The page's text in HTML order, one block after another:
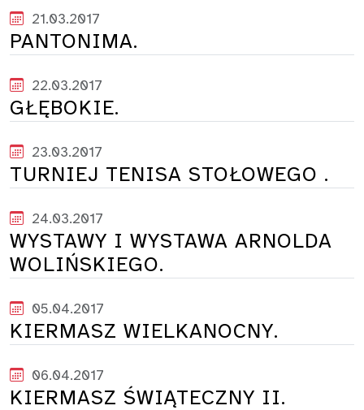
21.03.2017
PANTONIMA.
22.03.2017
GŁĘBOKIE.
23.03.2017
TURNIEJ TENISA STOŁOWEGO .
24.03.2017
WYSTAWY I WYSTAWA ARNOLDA
WOLIŃSKIEGO.
05.04.2017
KIERMASZ WIELKANOCNY.
06.04.2017
KIERMASZ ŚWIĄTECZNY II.